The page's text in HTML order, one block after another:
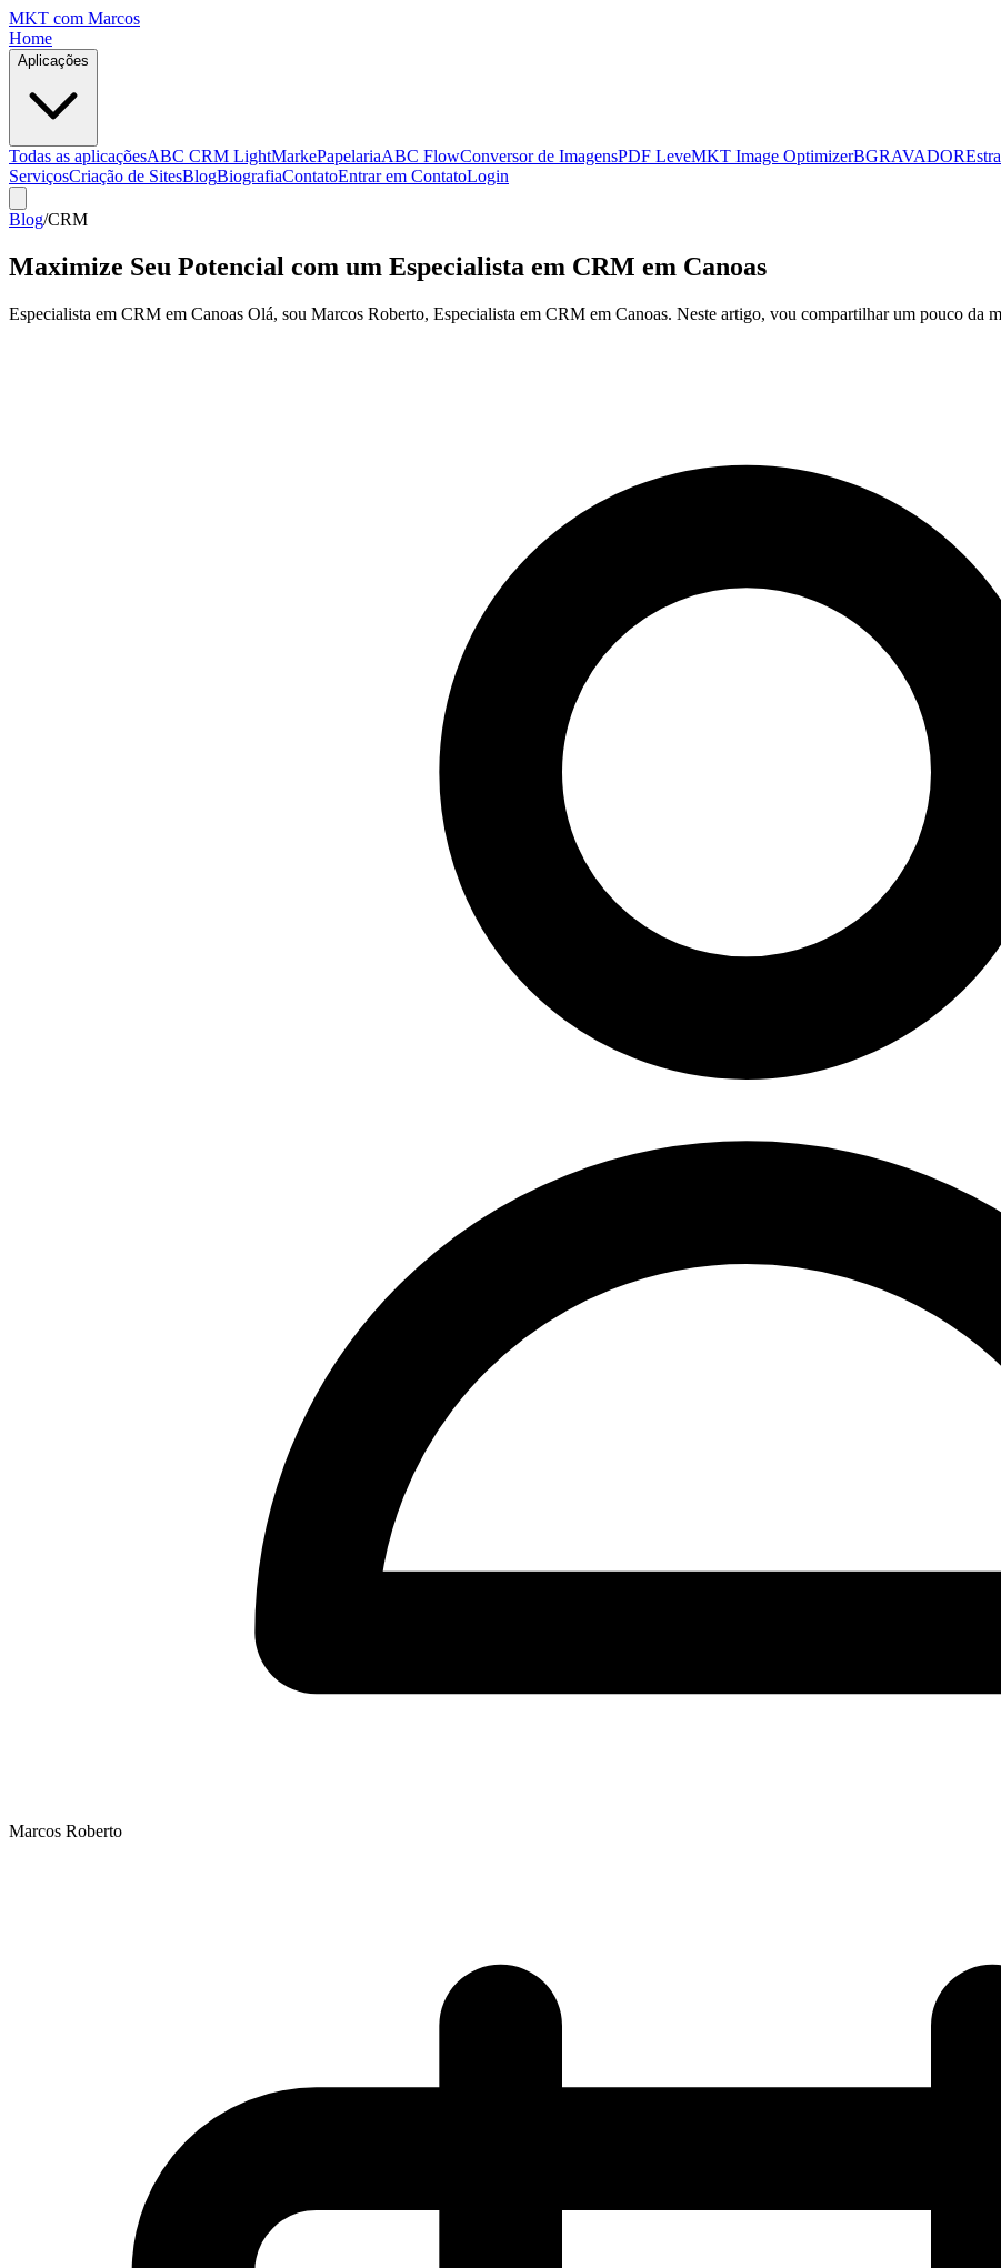
MKT com Marcos
Home
Aplicações
Todas as aplicaçõesABC CRM LightMarkePapelariaABC FlowConversor de ImagensPDF LeveMKT Image OptimizerBGRAVADOR
ServiçosCriação de SitesBlogBiografiaContatoEntrar em ContatoLogin
Blog/CRM
Maximize Seu Potencial com um Especialista em CRM em Canoas
Especialista em CRM em Canoas Olá, sou Marcos Roberto, Especialista em CRM em Canoas. Neste artigo, vou compartilhar um pouco da
Marcos Roberto